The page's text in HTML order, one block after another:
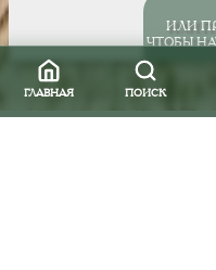
ИЛИ
ЧТОБЫ
ГЛАВНАЯ ПОИСК